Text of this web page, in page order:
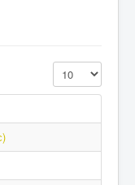
Кол-во строк: